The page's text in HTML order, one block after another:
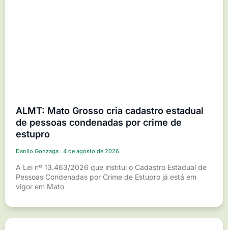
ALMT: Mato Grosso cria cadastro estadual
de pessoas condenadas por crime de
estupro
Danilo Gonzaga 4 de agosto de 2026
A Lei nº 13.463/2026 que institui o Cadastro Estadual de
Pessoas Condenadas por Crime de Estupro já está em
vigor em Mato